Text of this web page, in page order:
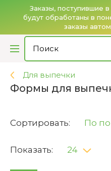
Заказы, поступившие
будут обработаны в
заказы
Для выпечки
Формы для
Сортировать: По
Показать: 24